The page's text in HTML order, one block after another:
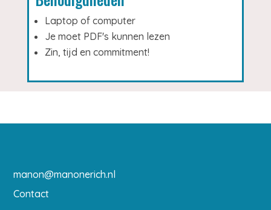
Laptop of computer
Je moet PDF's kunnen lezen
Zin, tijd en commitment!
manon@manonerich.nl
Contact